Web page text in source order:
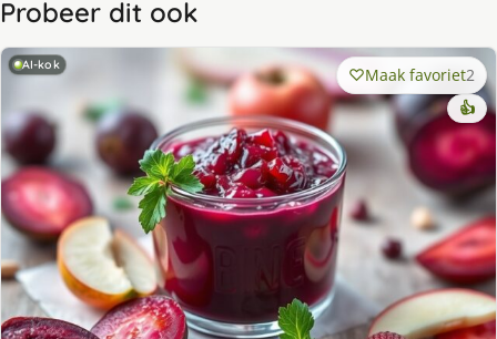
Probeer dit ook
AI-kok Maak favoriet2
👍